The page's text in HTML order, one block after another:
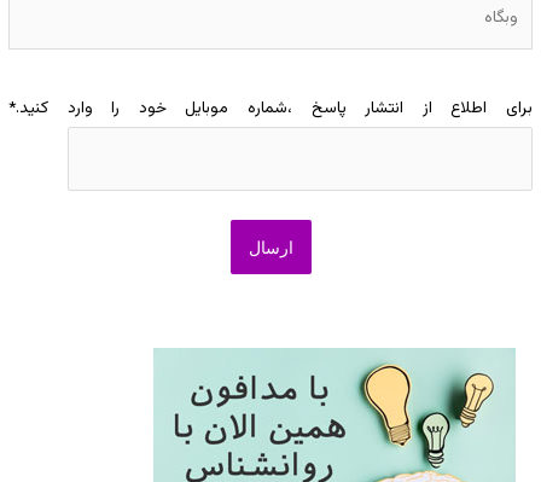
برای اطلاع از انتشار پاسخ ،شماره موبایل خود را وارد کنید.*